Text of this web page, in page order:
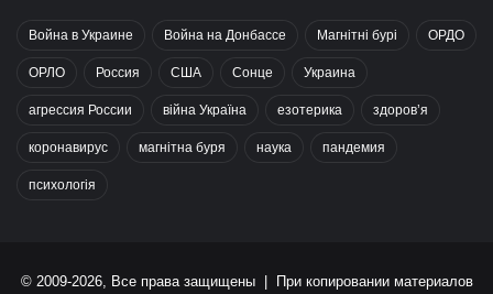
Война в Украине Война на Донбассе Магнітні бурі ОРДО
ОРЛО Россия США Сонце Украина
агрессия России війна Україна езотерика здоров’я
коронавирус магнітна буря наука пандемия
психологія
© 2009-2026, Все права защищены | При копировании материалов